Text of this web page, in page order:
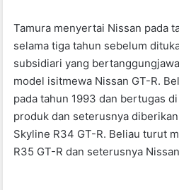
Tamura menyertai Nissan pada
selama tiga tahun sebelum
subsidiari yang
model isitmewa Nissan GT-R.
pada tahun 1993 dan bertugas
produk dan seterusnya
Skyline R34 GT-R. Beliau turut
R35 GT-R dan seterusnya